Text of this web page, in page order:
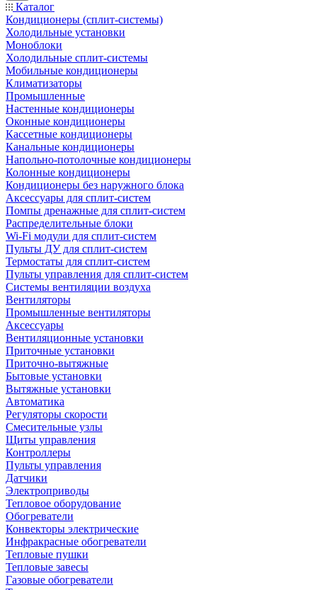
Каталог
Кондиционеры (сплит-системы)
Холодильные установки
Моноблоки
Холодильные сплит-системы
Мобильные кондиционеры
Климатизаторы
Промышленные
Настенные кондиционеры
Оконные кондиционеры
Кассетные кондиционеры
Канальные кондиционеры
Напольно-потолочные кондиционеры
Колонные кондиционеры
Кондиционеры без наружного блока
Аксессуары для сплит-систем
Помпы дренажные для сплит-систем
Распределительные блоки
Wi-Fi модули для сплит-систем
Пульты ДУ для сплит-систем
Термостаты для сплит-систем
Пульты управления для сплит-систем
Системы вентиляции воздуха
Вентиляторы
Промышленные вентиляторы
Аксессуары
Вентиляционные установки
Приточные установки
Приточно-вытяжные
Бытовые установки
Вытяжные установки
Автоматика
Регуляторы скорости
Смесительные узлы
Щиты управления
Контроллеры
Пульты управления
Датчики
Электроприводы
Тепловое оборудование
Обогреватели
Конвекторы электрические
Инфракрасные обогреватели
Тепловые пушки
Тепловые завесы
Газовые обогреватели